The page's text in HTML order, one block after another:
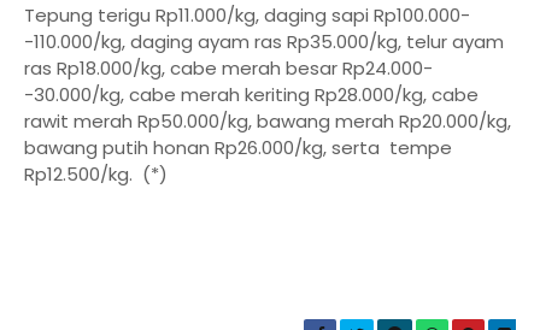
Tepung terigu Rp11.000/kg, daging sapi Rp100.000-
-110.000/kg, daging ayam ras Rp35.000/kg, telur ayam
ras Rp18.000/kg, cabe merah besar Rp24.000-
-30.000/kg, cabe merah keriting Rp28.000/kg, cabe
rawit merah Rp50.000/kg, bawang merah Rp20.000/kg,
bawang putih honan Rp26.000/kg, serta tempe
Rp12.500/kg. (*)